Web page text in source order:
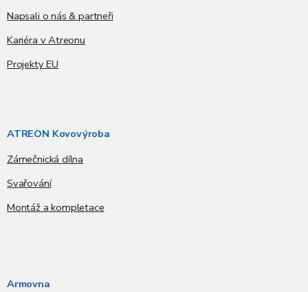
Napsali o nás & partneři
Kariéra v Atreonu
Projekty EU
ATREON Kovovýroba
Zámečnická dílna
Svařování
Montáž a kompletace
Armovna